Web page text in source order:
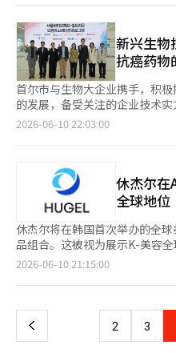
风险资产而导致损失，将可能引发
韩国投资公社（KIC）与国富基
前，KIC负责管理外汇储备等，
础新设国富基金，可能会导致机构角色的
的利用方案将在稳定性与收益
确保财政稳定，而国富基金则提
观点认为，不应仅选择两种方式
额税收的方案，并将在不久后向
型的大规模投资项目。” 然而，现实中需要克服的困难也不少。
根据现行国家财政法，超额税收
分配税、地方教育财政分配金
单独投资资金方面存在限制。要
须修订国家财政法、地方分配
即使建立新的基金或资金，也
绩效评估体系等制度性安排进行
出：“在再投资对象的选择过
除政治影响是关键。” 他还补充道：“为了利用超额税收，必须
修订国家财政法，减少地方财
会同意这一点尚不确定。”※
编辑。
经人工智能（AI）系统翻译与编
（AI）、电子商务、电动车、电
领域。” 社评特别提到，今年名单中包含了大量代表中国先进制
造业和新兴技术领域的企业，
力的‘荣誉殿堂’”。同时，社
不当压制，也是对全球贸易和市场
出：“黑名单上的企业中，不
和电动车等公司，甚至因为在
国军方有关’和‘威胁美国国家
将特定企业视为中国技术产业整体
报》还评价称，美国国防部的
实力的警惕。“黑名单本质上
国对中国核心竞争力的恐惧和不安。” 此外，名单
的现象表明，美国针对特定中
果。社评指出：“短期内可能会
看，会损害全球供应链的开放性和创新
示：“美国国防部并不是在维
名单将成为中国企业克服技术
生产力领域取得突破的证据。” 美国国防部于8日（当地时间）将
阿里巴巴、百度、比亚迪等企
新兴生物
抗癌药物
首尔市与生物大企业携手，积
的发展，备受关注的企业技术
术看似复杂，但深入了解后发
期的Enbiosel。该公司正在开
覆的GLP-1类药物的“口服药
疗药物仍以注射形式存在，虽
射，负担较大。 Enbiosel通过
酶，提高体内吸收率，目标是
果成功，将大大提高患者的用药
之上升。 Ainbi是一家利用人工
司。传统的新药开发需要经过数
临“与时间赛跑”的挑战。然而
的药物中筛选出最有希望的候
药开发成本。 Imitascience展
2026-06-10 22:03:00
休杰尔在
全球地位
休杰尔将在韩国首次举办的全
品组合。这被视为展示K-美容
布，将参加于19日至20日在首
大会韩国站）。在此次活动中
HA（BYRYZN）缝合线、
会上，来自明洞的连张整形外
2026-06-10 21:15:00
上
页
2 3